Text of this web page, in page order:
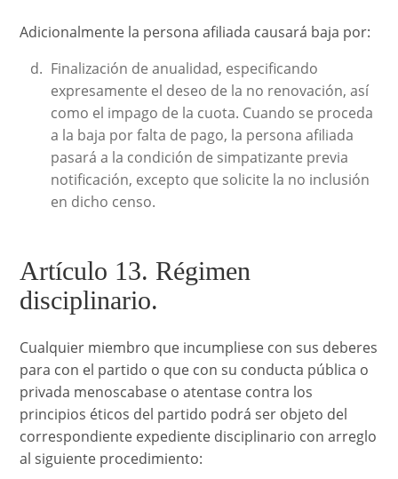
Adicionalmente la persona afiliada causará baja por:
Finalización de anualidad, especificando
expresamente el deseo de la no renovación, así
como el impago de la cuota. Cuando se proceda
a la baja por falta de pago, la persona afiliada
pasará a la condición de simpatizante previa
notificación, excepto que solicite la no inclusión
en dicho censo.
Artículo 13. Régimen
disciplinario.
Cualquier miembro que incumpliese con sus deberes
para con el partido o que con su conducta pública o
privada menoscabase o atentase contra los
principios éticos del partido podrá ser objeto del
correspondiente expediente disciplinario con arreglo
al siguiente procedimiento: